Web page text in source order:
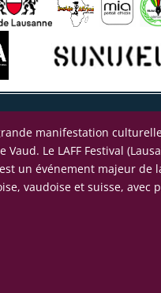
manifestation
Vaud. Le LAFF Festival
un événement majeur de
vaudoise et suisse, avec